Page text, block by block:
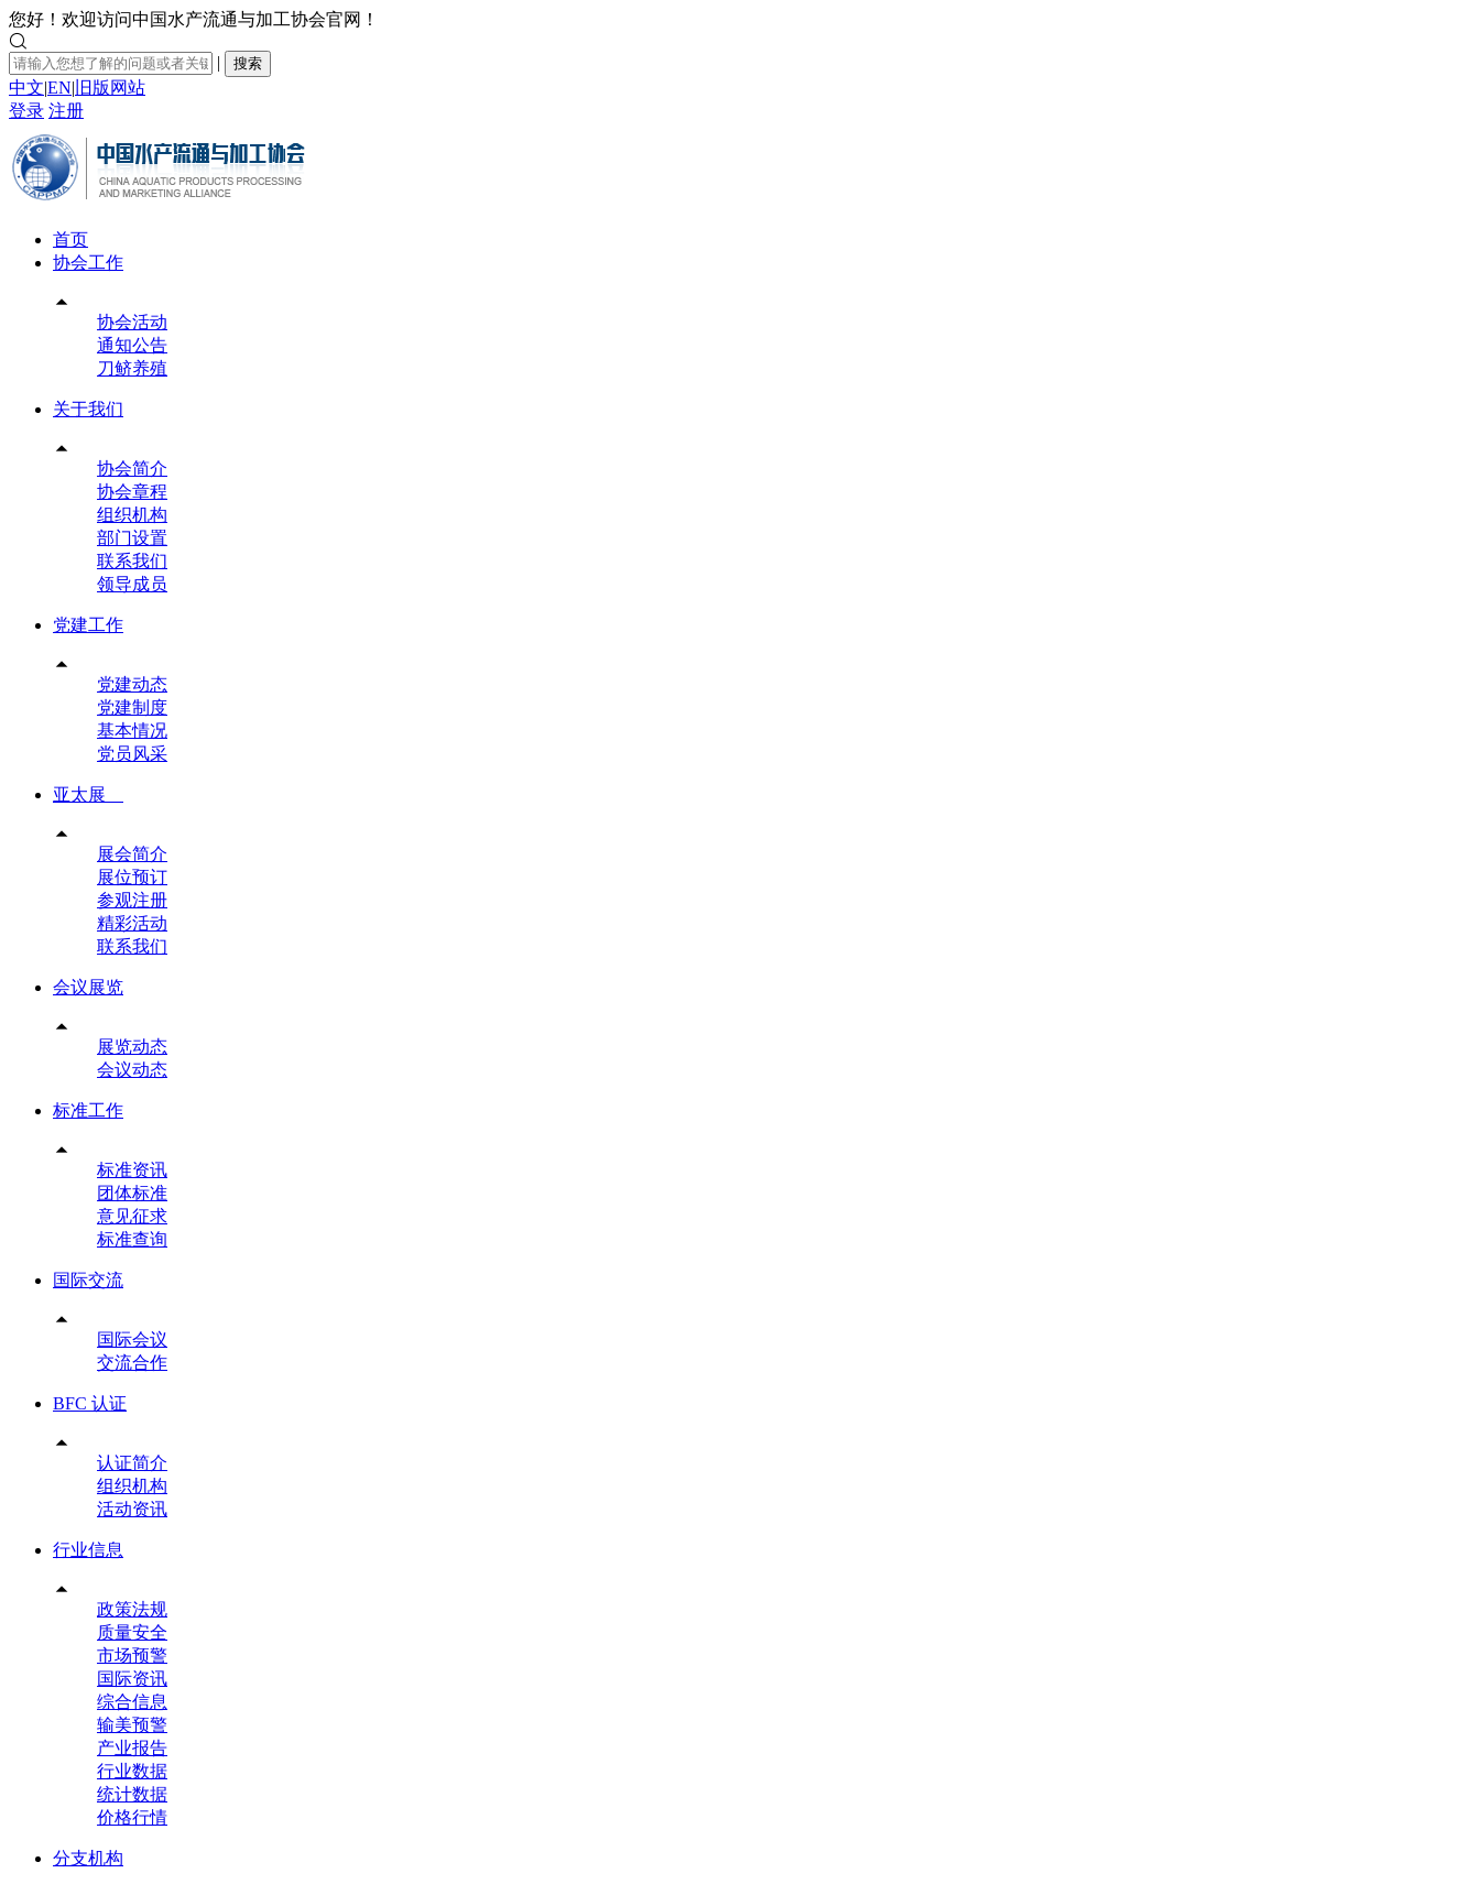
您好！欢迎访问中国水产流通与加工协会官网！

| 搜索
中文|EN| 旧版网站
登录 注册
首页
协会工作

协会活动
通知公告
刀鲚养殖
关于我们

协会简介
协会章程
组织机构
部门设置
联系我们
领导成员
党建工作

党建动态
党建制度
基本情况
党员风采
亚太展

展会简介
展位预订
参观注册
精彩活动
联系我们
会议展览

展览动态
会议动态
标准工作

标准资讯
团体标准
意见征求
标准查询
国际交流

国际会议
交流合作
BFC 认证

认证简介
组织机构
活动资讯
行业信息

政策法规
质量安全
市场预警
国际资讯
综合信息
输美预警
产业报告
行业数据
统计数据
价格行情
分支机构